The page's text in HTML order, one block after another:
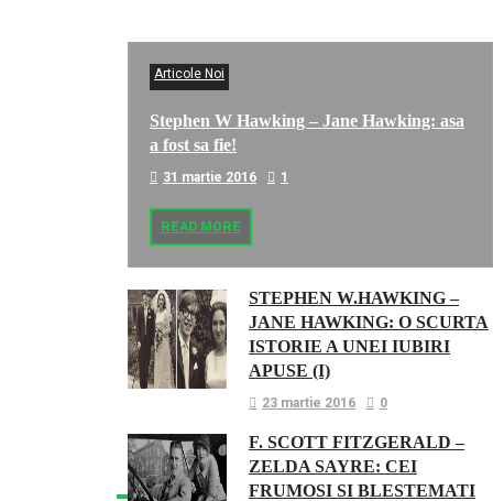
Articole Noi
Stephen W Hawking – Jane Hawking: asa
a fost sa fie!
31 martie 2016 1
READ MORE
STEPHEN W.HAWKING –
JANE HAWKING: O SCURTA
ISTORIE A UNEI IUBIRI
APUSE (I)
23 martie 2016 0
F. SCOTT FITZGERALD –
ZELDA SAYRE: CEI
FRUMOSI SI BLESTEMATI